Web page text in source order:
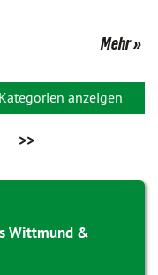
Mehr
anzeigen
>>
Wittmund &